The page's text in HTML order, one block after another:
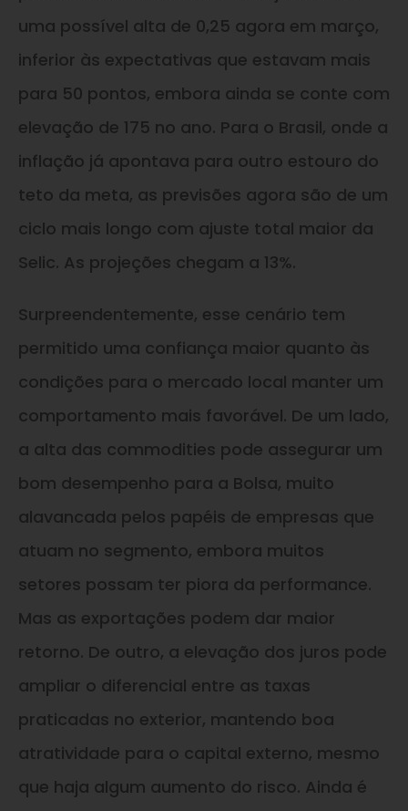
uma possível alta de 0,25 agora em março,
inferior às expectativas que estavam mais
para 50 pontos, embora ainda se conte com
elevação de 175 no ano. Para o Brasil, onde a
inflação já apontava para outro estouro do
teto da meta, as previsões agora são de um
ciclo mais longo com ajuste total maior da
Selic. As projeções chegam a 13%.
Surpreendentemente, esse cenário tem
permitido uma confiança maior quanto às
condições para o mercado local manter um
comportamento mais favorável. De um lado,
a alta das commodities pode assegurar um
bom desempenho para a Bolsa, muito
alavancada pelos papéis de empresas que
atuam no segmento, embora muitos
setores possam ter piora da performance.
Mas as exportações podem dar maior
retorno. De outro, a elevação dos juros pode
ampliar o diferencial entre as taxas
praticadas no exterior, mantendo boa
atratividade para o capital externo, mesmo
que haja algum aumento do risco. Ainda é